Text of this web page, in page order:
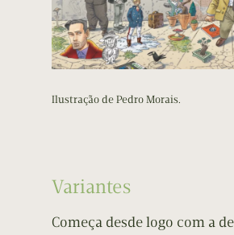
Ilustração de Pedro Morais.
Variantes
Começa desde logo com a